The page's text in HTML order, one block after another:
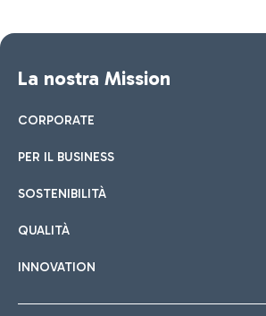
La nostra Mission
CORPORATE
PER IL BUSINESS
SOSTENIBILITÀ
QUALITÀ
INNOVATION